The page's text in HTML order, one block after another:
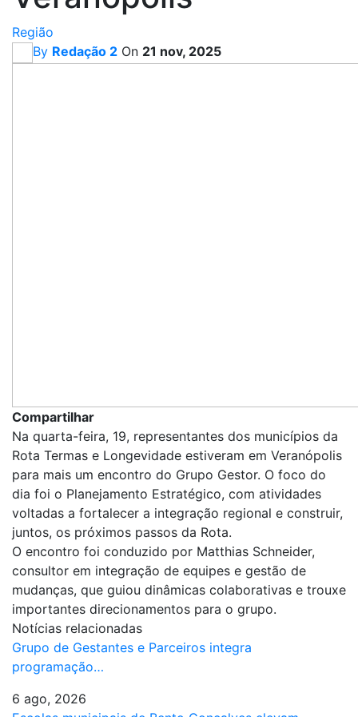
Região
By Redação 2 On 21 nov, 2025
Compartilhar
Na quarta-feira, 19, representantes dos municípios da
Rota Termas e Longevidade estiveram em Veranópolis
para mais um encontro do Grupo Gestor. O foco do
dia foi o Planejamento Estratégico, com atividades
voltadas a fortalecer a integração regional e construir,
juntos, os próximos passos da Rota.
O encontro foi conduzido por Matthias Schneider,
consultor em integração de equipes e gestão de
mudanças, que guiou dinâmicas colaborativas e trouxe
importantes direcionamentos para o grupo.
Notícias relacionadas
Grupo de Gestantes e Parceiros integra
programação…
6 ago, 2026